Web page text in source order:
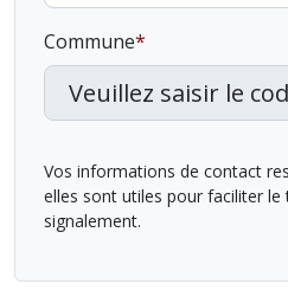
Commune
Vos informations de contact
elles sont utiles pour faciliter
signalement.